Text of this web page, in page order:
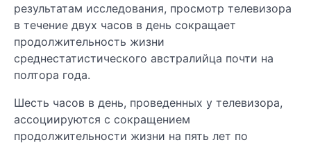
результатам исследования, просмотр телевизора
в течение двух часов в день сокращает
продолжительность жизни
среднестатистического австралийца почти на
полтора года.
Шесть часов в день, проведенных у телевизора,
ассоциируются с сокращением
продолжительности жизни на пять лет по